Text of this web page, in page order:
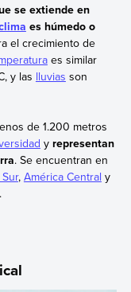
se extiende en
es húmedo o
el crecimiento de
es similar
y las lluvias son
de 1.200 metros
y representan
. Se encuentran en
, América Central y